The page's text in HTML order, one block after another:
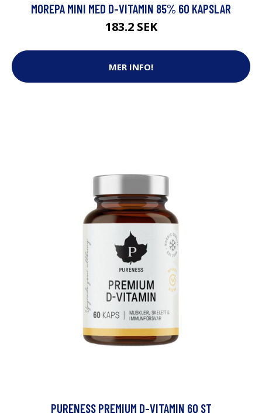
MOREPA MINI MED D-VITAMIN 85% 60 KAPSLAR
183.2 SEK
MER INFO!
PURENESS PREMIUM D-VITAMIN 60 ST